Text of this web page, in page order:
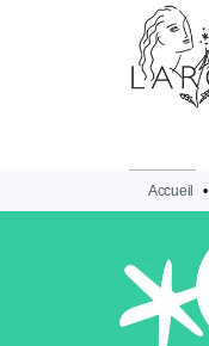
MENU
Accueil •